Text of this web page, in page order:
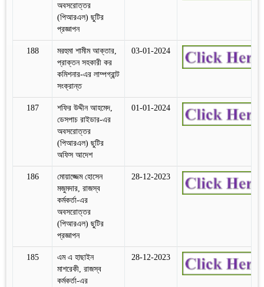
অবসরোত্তর
(পিআরএল) ছুটির
প্রজ্ঞাপন
188
মরহুমা শামীম আক্তার,
প্রাক্তন সহকারী কর
কমিশনার-এর লাম্পগ্রান্ট
সংক্রান্ত
03-01-2024
187
শফির উদ্দীন আহমেদ,
ডেসপাচ রাইডার-এর
অবসরোত্তর
(পিআরএল) ছুটির
অফিস আদেশ
01-01-2024
186
মোয়াজ্জেম হোসেন
মজুমদার, রাজস্ব
কর্মকর্তা-এর
অবসরোত্তর
(পিআরএল) ছুটির
প্রজ্ঞাপন
28-12-2023
185
এম এ হাছাইন
মাশরেকী, রাজস্ব
কর্মকর্তা-এর
28-12-2023